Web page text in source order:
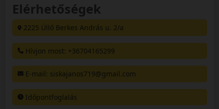
Elérhetőségek
2225 Üllő Berkes András u. 2/a
Hívjon most: +36704165299
E-mail: siskajanos719@gmail.com
Időpontfoglalás